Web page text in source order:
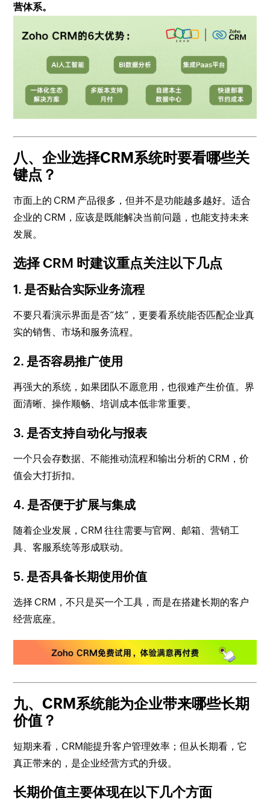
营体系。
八、企业选择CRM系统时要看哪些关
键点？
市面上的 CRM 产品很多，但并不是功能越多越好。适合
企业的 CRM，应该是既能解决当前问题，也能支持未来
发展。
选择 CRM 时建议重点关注以下几点
1. 是否贴合实际业务流程
不要只看演示界面是否“炫”，更要看系统能否匹配企业真
实的销售、市场和服务流程。
2. 是否容易推广使用
再强大的系统，如果团队不愿意用，也很难产生价值。界
面清晰、操作顺畅、培训成本低非常重要。
3. 是否支持自动化与报表
一个只会存数据、不能推动流程和输出分析的 CRM，价
值会大打折扣。
4. 是否便于扩展与集成
随着企业发展，CRM 往往需要与官网、邮箱、营销工
具、客服系统等形成联动。
5. 是否具备长期使用价值
选择 CRM，不只是买一个工具，而是在搭建长期的客户
经营底座。
九、CRM系统能为企业带来哪些长期
价值？
短期来看，CRM能提升客户管理效率；但从长期看，它
真正带来的，是企业经营方式的升级。
长期价值主要体现在以下几个方面